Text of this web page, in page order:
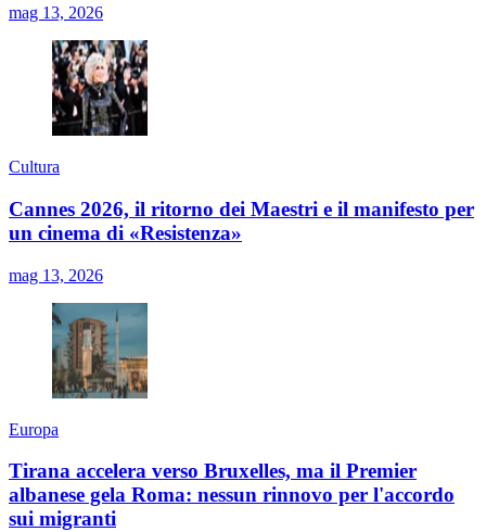
mag 13, 2026
Cultura
Cannes 2026, il ritorno dei Maestri e il manifesto per
un cinema di «Resistenza»
mag 13, 2026
Europa
Tirana accelera verso Bruxelles, ma il Premier
albanese gela Roma: nessun rinnovo per l'accordo
sui migranti